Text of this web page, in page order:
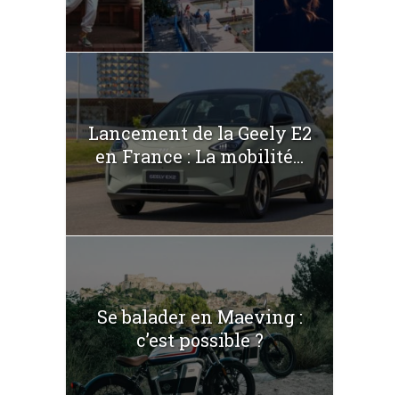
Lancement de la Geely E2
en France : La mobilité...
Se balader en Maeving :
c’est possible ?